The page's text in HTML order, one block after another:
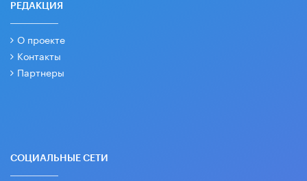
РЕДАКЦИЯ
О проекте
Контакты
Партнеры
СОЦИАЛЬНЫЕ СЕТИ